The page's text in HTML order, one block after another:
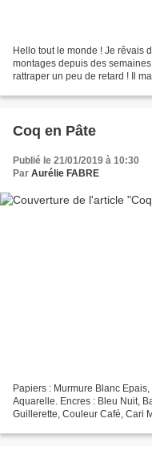
Hello tout le monde ! Je rêvais
montages depuis des
rattraper un peu de retard ! Il
Coq en Pâte
Publié le 21/01/2019 à 10:30
Par Aurélie FABRE
Papiers : Murmure Blanc
Aquarelle. Encres : Bleu Nuit,
Guillerette, Couleur Café, Cari